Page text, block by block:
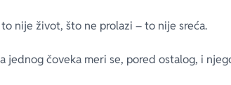
ni­je ži­vot, što ne pro­la­zi – to ni­je sre­ća.
jed­nog čo­ve­ka me­ri se, po­red osta­log, i